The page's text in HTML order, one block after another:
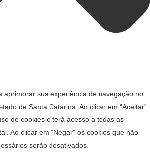
aprimorar sua experiência de navegação no
de Santa Catarina. Ao clicar em “Aceitar”,
de cookies e terá acesso a todas as
Ao clicar em "Negar" os cookies que não
serão desativados.